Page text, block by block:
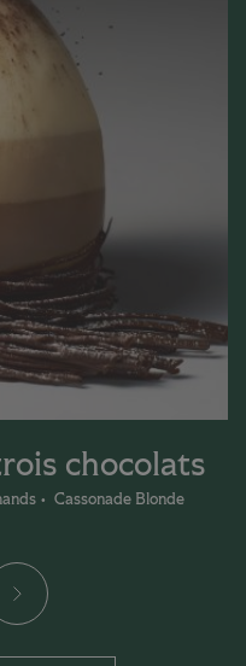
chocolats
Cassonade Blonde